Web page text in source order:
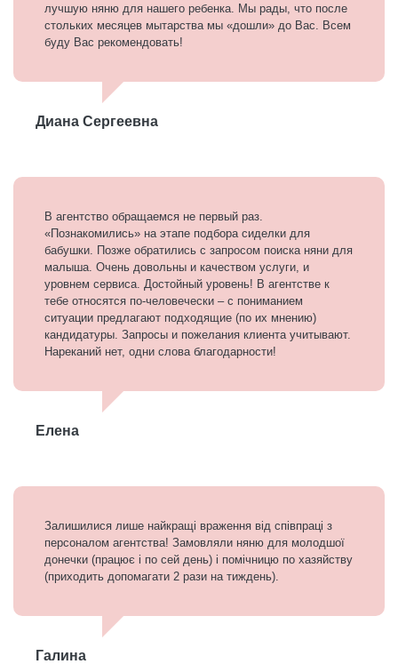
лучшую няню для нашего ребенка. Мы рады, что после
стольких месяцев мытарства мы «дошли» до Вас. Всем
буду Вас рекомендовать!
Диана Сергеевна
В агентство обращаемся не первый раз.
«Познакомились» на этапе подбора сиделки для
бабушки. Позже обратились с запросом поиска няни для
малыша. Очень довольны и качеством услуги, и
уровнем сервиса. Достойный уровень! В агентстве к
тебе относятся по-человечески – с пониманием
ситуации предлагают подходящие (по их мнению)
кандидатуры. Запросы и пожелания клиента учитывают.
Нареканий нет, одни слова благодарности!
Елена
Залишилися лише найкращі враження від співпраці з
персоналом агентства! Замовляли няню для молодшої
донечки (працює і по сей день) і помічницю по хазяйству
(приходить допомагати 2 рази на тиждень).
Галина